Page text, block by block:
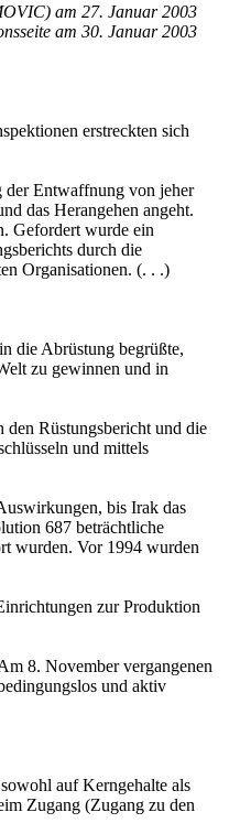
am 27. Januar 2003
am 30. Januar 2003
erstreckten sich
der Entwaffnung von jeher
das Herangehen angeht.
Gefordert wurde ein
durch die
Organisationen. (. . .)
die Abrüstung begrüßte,
zu gewinnen und in
Rüstungsbericht und die
und mittels
bis Irak das
687 beträchtliche
wurden. Vor 1994 wurden
zur Produktion
8. November vergangenen
und aktiv
auf Kerngehalte als
Zugang (Zugang zu den